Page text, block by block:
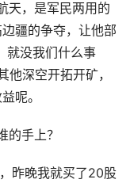
天，是军民两用的
疆的争夺，让他部
就没我们什么事
深空开拓开矿，
呢。
手上？
昨晚我就买了20股